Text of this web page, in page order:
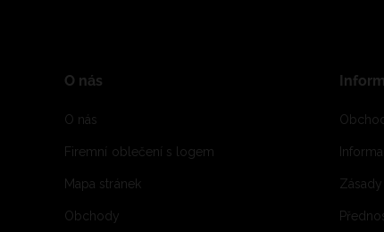
O nás
O nás
Firemní oblečení s logem
Mapa stránek
Obchody